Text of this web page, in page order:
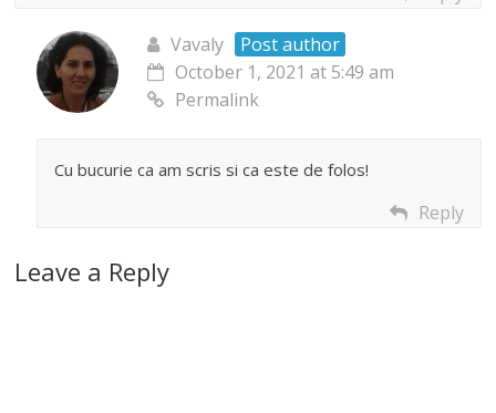
Vavaly
Post author
October 1, 2021 at 5:49 am
Permalink
Cu bucurie ca am scris si ca este de folos!
Reply
Leave a Reply